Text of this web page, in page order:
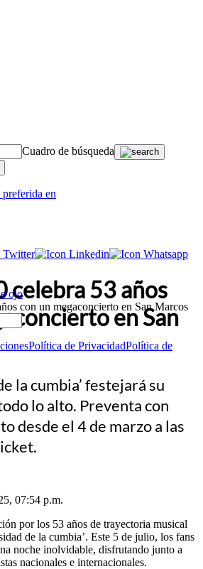
Cuadro de búsqueda
con un megaconcierto en San Marcos
Política de PrivacidadPolítica de
en
celebra 53 años
en San
la cumbia’ festejará su
lo alto. Preventa con
desde el 4 de marzo a las
07:54 p.m.
por los 53 años de trayectoria musical
de la cumbia’. Este 5 de julio, los fans
noche inolvidable, disfrutando junto a
nacionales e internacionales.